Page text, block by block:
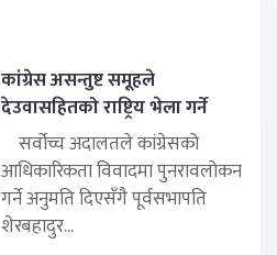
कांग्रेस असन्तुष्ट समूहले
देउवासहितको राष्ट्रिय भेला गर्ने
सर्वोच्च अदालतले कांग्रेसको
आधिकारिकता विवादमा पुनरावलोकन
गर्ने अनुमति दिएसँगै पूर्वसभापति
शेरबहादुर...